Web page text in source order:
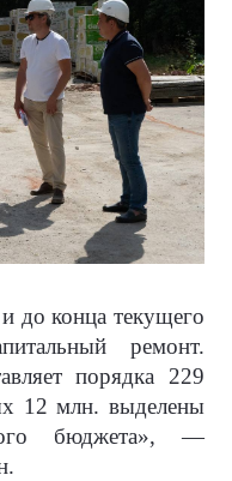
до конца текущего
ремонт.
порядка 229
12 млн. выделены
бюджета», —